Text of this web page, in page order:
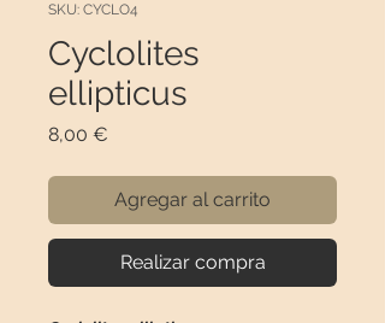
SKU: CYCLO4
Cyclolites
ellipticus
8,00 €
Agregar al carrito
Realizar compra